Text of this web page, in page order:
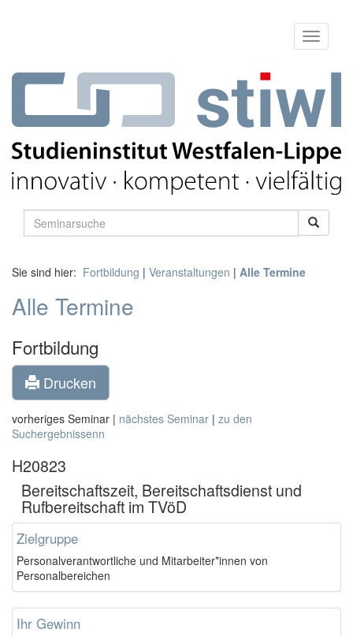
Sie sind hier: Fortbildung | Veranstaltungen | Alle Termine
Alle Termine
Fortbildung
Drucken
vorheriges Seminar | nächstes Seminar | zu den
Suchergebnissenn
H20823
Bereitschaftszeit, Bereitschaftsdienst und
Rufbereitschaft im TVöD
Zielgruppe
Personalverantwortliche und Mitarbeiter*innen von
Personalbereichen
Ihr Gewinn